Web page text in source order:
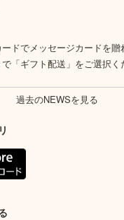
ドでメッセージカードを贈
「ギフト配送」をご選択く
過去のNEWSを見る